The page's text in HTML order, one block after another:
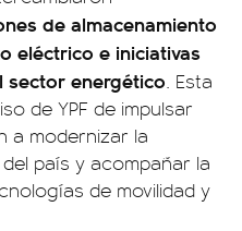
de almacenamiento
eléctrico e iniciativas
sector energético. Esta
de YPF de impulsar
a modernizar la
país y acompañar la
de movilidad y